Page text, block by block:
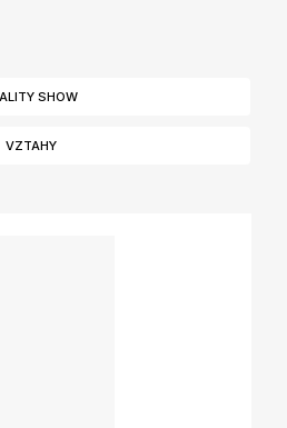
SHOW
VZTAHY